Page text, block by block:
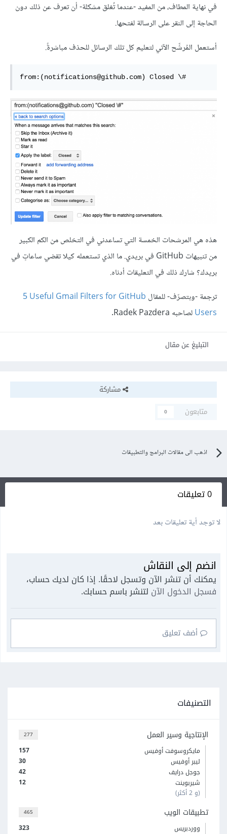
في نهاية المطاف، من المفيد -عندما تُغلق مشكلة- أن تعرف عن ذلك دون
الحاجة إلى النقر على الرسالة لفتحها.
أستعمل المُرشِّح الآتي لتعليم كل تلك الرسائل للحذف مباشرةً.
from:(notifications@github.com) Closed \#
هذه هي المرشحات الخمسة التي تساعدني في التخلص من الكم الكبير
من تنبيهات GitHub في بريدي. ما الذي تستعمله كيلا تقضي ساعاتٍ في
بريدك؟ شارك ذلك في التعليقات أدناه.
ترجمة -وبتصرّف- للمقال ‎ 5 Useful Gmail Filters for GitHub
Usersلصاحبه Radek Pazdera.
التبليغ عن مقال
مشاركة
متابعون
0
اذهب الى مقالات البرامج والتطبيقات
0 تعليقات
لا توجد أية تعليقات بعد
انضم إلى النقاش
يمكنك أن تنشر الآن وتسجل لاحقًا. إذا كان لديك حساب،
فسجل الدخول الآن لتنشر باسم حسابك.
أضف تعليق
التصنيفات
277 الإنتاجية وسير العمل
157
مايكروسوفت أوفيس
30
ليبر أوفيس
42
جوجل درايف
12
شيربوينت
(و 2 أكثر)
465 تطبيقات الويب
323
ووردبريس